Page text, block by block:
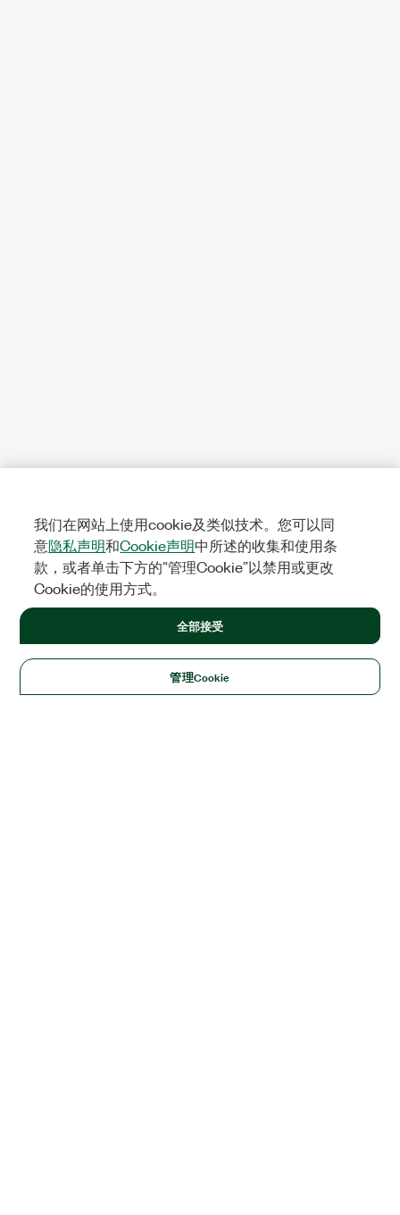
我们在网站上使用cookie及类似技术。您可以同
意隐私声明和Cookie声明中所述的收集和使用条
款，或者单击下方的“管理Cookie”以禁用或更改
Cookie的使用方式。
管理Cookie
全部接受